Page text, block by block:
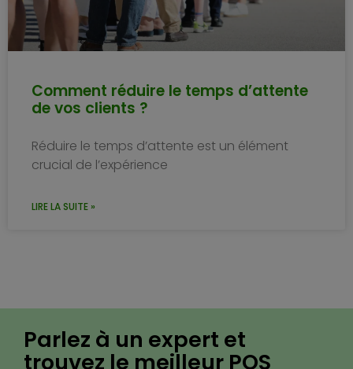
Comment réduire le temps d’attente
de vos clients ?
Réduire le temps d’attente est un élément
crucial de l’expérience
LIRE LA SUITE »
Parlez à un expert et
trouvez le meilleur POS